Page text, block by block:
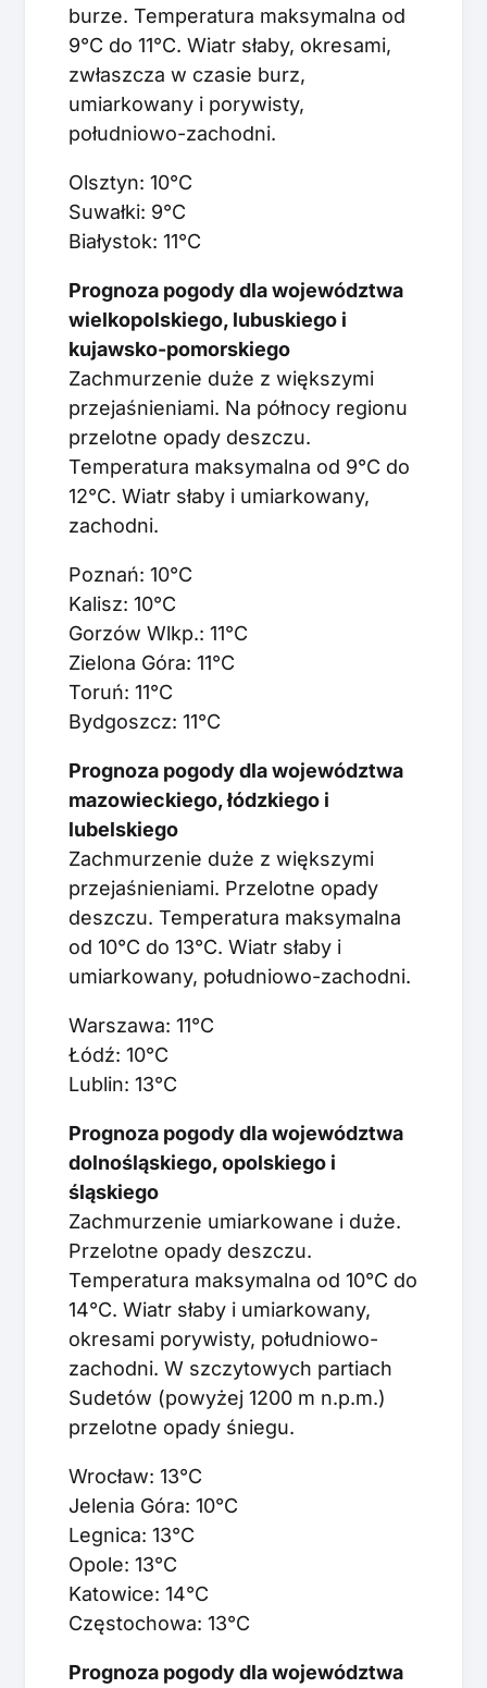
burze. Temperatura maksymalna od
9°C do 11°C. Wiatr słaby, okresami,
zwłaszcza w czasie burz,
umiarkowany i porywisty,
południowo-zachodni.
Olsztyn: 10°C
Suwałki: 9°C
Białystok: 11°C
Prognoza pogody dla województwa
wielkopolskiego, lubuskiego i
kujawsko-pomorskiego
Zachmurzenie duże z większymi
przejaśnieniami. Na północy regionu
przelotne opady deszczu.
Temperatura maksymalna od 9°C do
12°C. Wiatr słaby i umiarkowany,
zachodni.
Poznań: 10°C
Kalisz: 10°C
Gorzów Wlkp.: 11°C
Zielona Góra: 11°C
Toruń: 11°C
Bydgoszcz: 11°C
Prognoza pogody dla województwa
mazowieckiego, łódzkiego i
lubelskiego
Zachmurzenie duże z większymi
przejaśnieniami. Przelotne opady
deszczu. Temperatura maksymalna
od 10°C do 13°C. Wiatr słaby i
umiarkowany, południowo-zachodni.
Warszawa: 11°C
Łódź: 10°C
Lublin: 13°C
Prognoza pogody dla województwa
dolnośląskiego, opolskiego i
śląskiego
Zachmurzenie umiarkowane i duże.
Przelotne opady deszczu.
Temperatura maksymalna od 10°C do
14°C. Wiatr słaby i umiarkowany,
okresami porywisty, południowo-
zachodni. W szczytowych partiach
Sudetów (powyżej 1200 m n.p.m.)
przelotne opady śniegu.
Wrocław: 13°C
Jelenia Góra: 10°C
Legnica: 13°C
Opole: 13°C
Katowice: 14°C
Częstochowa: 13°C
Prognoza pogody dla województwa